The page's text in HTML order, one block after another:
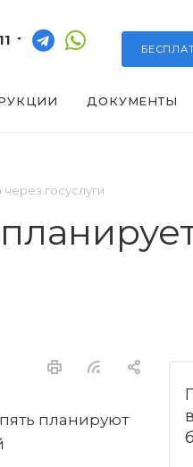
ДОКУМЕНТЫ
госуслуги
планируют